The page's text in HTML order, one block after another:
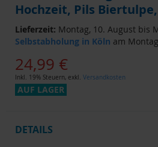
Hochzeit, Pils
Lieferzeit: Montag, 10. August bis
Selbstabholung in Köln am
24,99 €
Inkl. 19% Steuern, exkl. Versandkosten
AUF LAGER
DETAILS